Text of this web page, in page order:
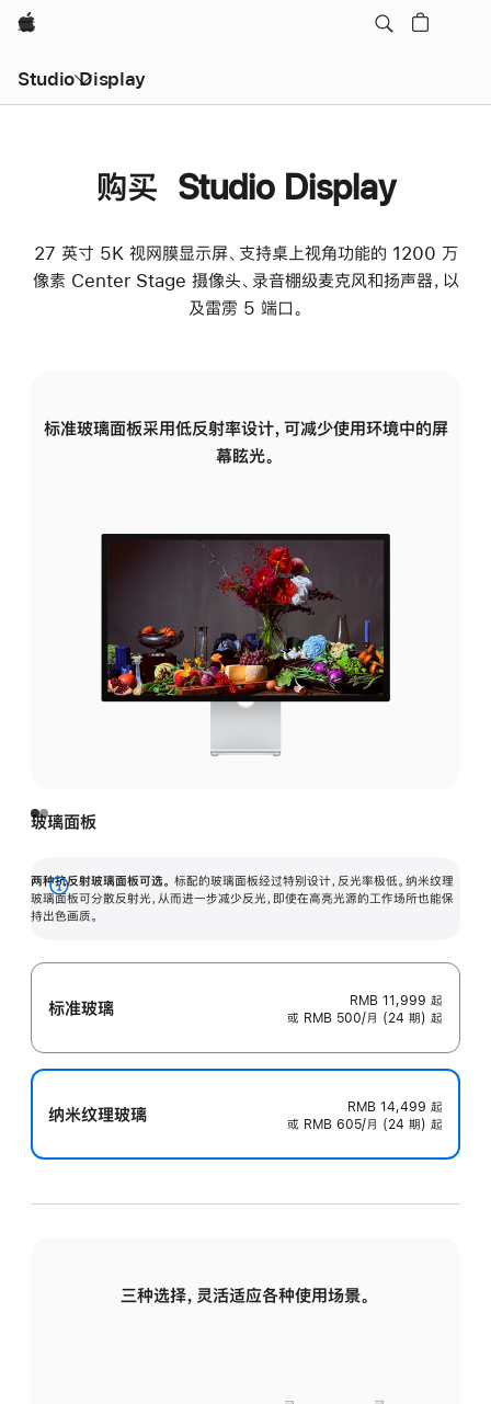
Apple
Studio Display
购买 Studio Display
27 英寸 5K 视网膜显示屏、支持桌上视角功能的 1200 万
像素 Center Stage 摄像头、录音棚级麦克风和扬声器，以
及雷雳 5 端口。
标准玻璃面板采用低反射率设计，可减少使用环境中的屏
幕眩光。
玻璃面板
两种抗反射玻璃面板可选。 标配的玻璃面板经过特别设计，反光率极低。纳米纹理
玻璃面板可分散反射光，从而进一步减少反光，即使在高亮光源的工作场所也能保
持出色画质。
展
开
标准玻璃 RMB 11,999 起
或 RMB 500/月 (24 期) 起
纳米纹理玻璃 RMB 14,499 起
或 RMB 605/月 (24 期) 起
三种选择，灵活适应各种使用场景。